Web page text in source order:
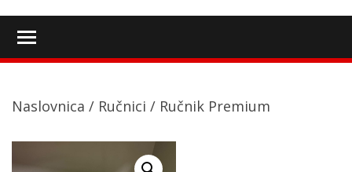
Naslovnica / Ručnici / Ručnik Premium